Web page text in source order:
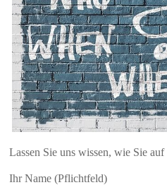
Lassen Sie uns wissen, wie Sie
Ihr Name (Pflichtfeld)